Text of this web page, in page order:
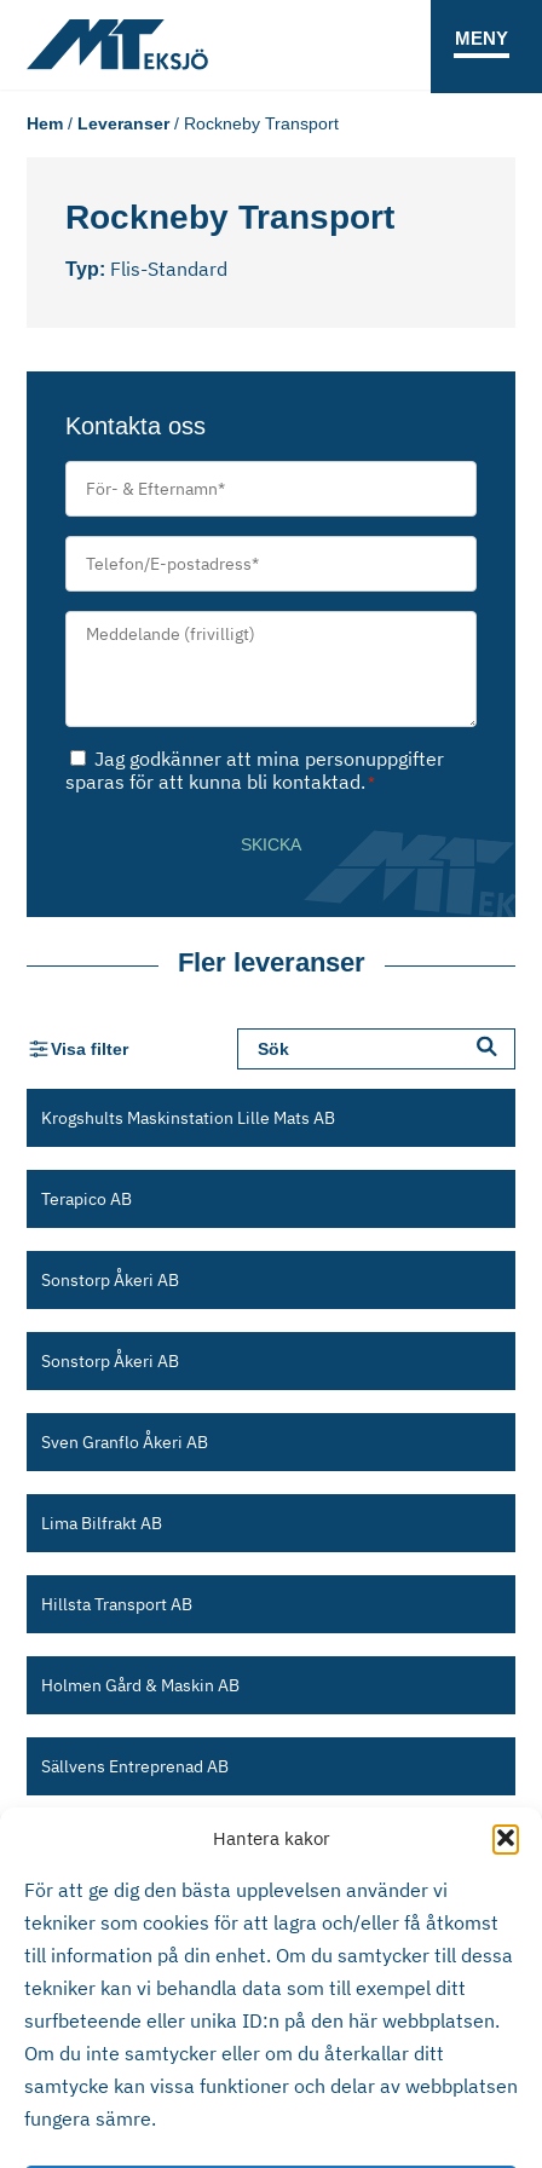
Hantera kakor
För att ge dig den bästa upplevelsen använder vi
tekniker som cookies för att lagra och/eller få åtkomst
till information på din enhet. Om du samtycker till dessa
tekniker kan vi behandla data som till exempel ditt
surfbeteende eller unika ID:n på den här webbplatsen.
Om du inte samtycker eller om du återkallar ditt
samtycke kan vissa funktioner och delar av webbplatsen
fungera sämre.
MENY
Hem / Leveranser/ Rockneby Transport
Rockneby Transport
Typ: Flis-Standard
Kontakta oss
För-
Telefon/E-
postadress*
Meddelande*
Samtycke*
Jag godkänner att mina personuppgifter
sparas för att kunna bli kontaktad. *
SKICKA
Fler leveranser
Visa filter
Krogshults Maskinstation Lille Mats AB
Terapico AB
Sonstorp Åkeri AB
Sonstorp Åkeri AB
Sven Granflo Åkeri AB
Lima Bilfrakt AB
Hillsta Transport AB
Holmen Gård & Maskin AB
Sällvens Entreprenad AB
Svenssons Energiflis AB
MiNi Transport i Kramfors AB
BMR Transport AB